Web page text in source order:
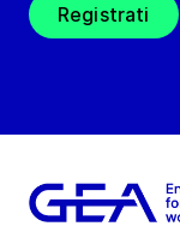
Registrati